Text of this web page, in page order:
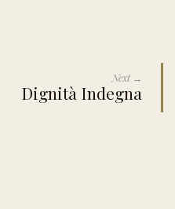
Next →
Dignità Indegna